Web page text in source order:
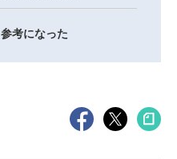
参考になった